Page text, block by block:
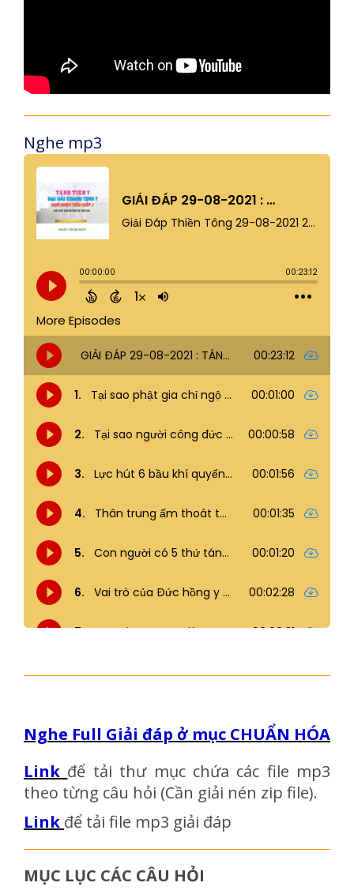
Nghe mp3
Nghe Full Giải đáp ở mục CHUẨN HÓA
Link để tải thư mục chứa các file mp3
theo từng câu hỏi (Cần giải nén zip file).
Link để tải file mp3 giải đáp
MỤC LỤC CÁC CÂU HỎI